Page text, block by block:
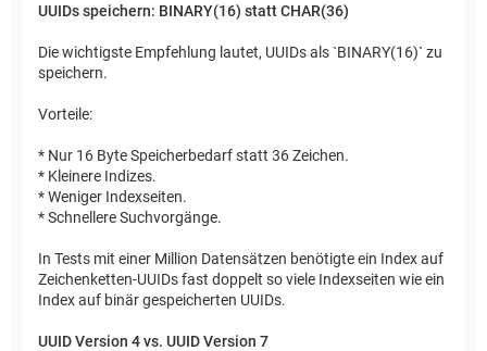
UUIDs speichern: BINARY(16) statt CHAR(36)
Die wichtigste Empfehlung lautet, UUIDs als `BINARY(16)` zu
speichern.
Vorteile:
* Nur 16 Byte Speicherbedarf statt 36 Zeichen.
* Kleinere Indizes.
* Weniger Indexseiten.
* Schnellere Suchvorgänge.
In Tests mit einer Million Datensätzen benötigte ein Index auf
Zeichenketten-UUIDs fast doppelt so viele Indexseiten wie ein
Index auf binär gespeicherten UUIDs.
UUID Version 4 vs. UUID Version 7